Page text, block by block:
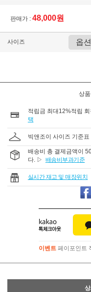
판매가 : 48,000원
사이즈
상
적립금 최대12%적립
택
빅앤조이 사이즈 기준
배송비 총 결제금액이
다. ▷ 배송비부과기준
실시간 재고 및 매장위치
이벤트 페이포인트
이벤트페이포인트